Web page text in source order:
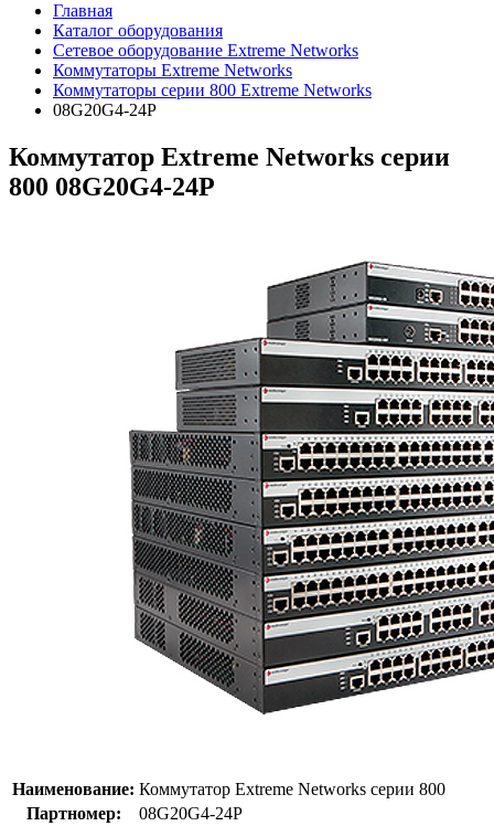
Главная
Каталог оборудования
Сетевое оборудование Extreme Networks
Коммутаторы Extreme Networks
Коммутаторы серии 800 Extreme Networks
08G20G4-24P
Коммутатор Extreme Networks серии
800 08G20G4-24P
Наименование: Коммутатор Extreme Networks серии 800
Партномер:
08G20G4-24P